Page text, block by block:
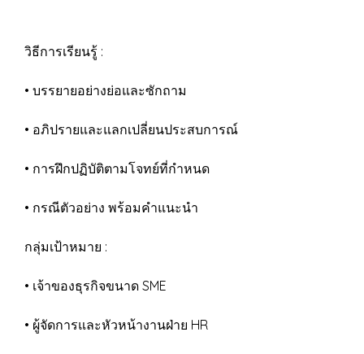
วิธีการเรียนรู้ :
• บรรยายอย่างย่อและซักถาม
• อภิปรายและแลกเปลี่ยนประสบการณ์
• การฝึกปฏิบัติตามโจทย์ที่กำหนด
• กรณีตัวอย่าง พร้อมคำแนะนำ
กลุ่มเป้าหมาย :
• เจ้าของธุรกิจขนาด SME
• ผู้จัดการและหัวหน้างานฝ่าย HR